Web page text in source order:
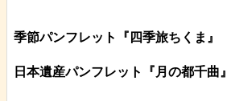
季節パンフレット『四季旅ちくま』
日本遺産パンフレット 『月の都千曲 』